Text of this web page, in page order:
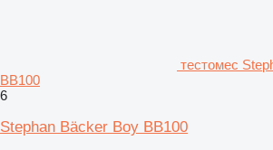
тестомес
BB100
6
Stephan Bäcker Boy BB100